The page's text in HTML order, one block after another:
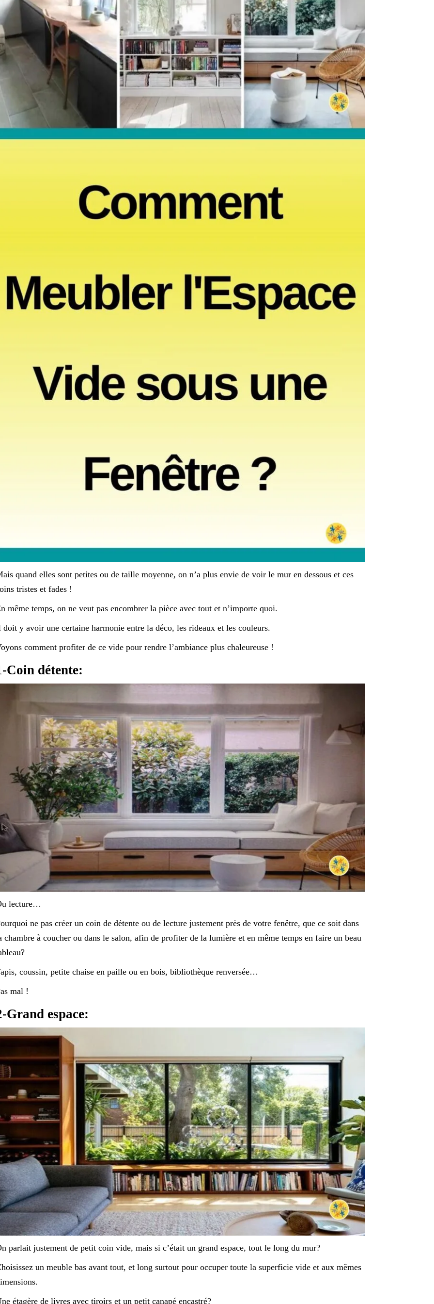
quand elles sont petites ou de taille moyenne, on n’a plus envie de voir le mur en dessous et ces
tristes et fades !
même temps, on ne veut pas encombrer la pièce avec tout et n’importe quoi.
doit y avoir une certaine harmonie entre la déco, les rideaux et les couleurs.
comment profiter de ce vide pour rendre l’ambiance plus chaleureuse !
Coin détente:
lecture…
ne pas créer un coin de détente ou de lecture justement près de votre fenêtre, que ce soit dans
chambre à coucher ou dans le salon, afin de profiter de la lumière et en même temps en faire un beau
coussin, petite chaise en paille ou en bois, bibliothèque renversée…
mal !
Grand espace:
parlait justement de petit coin vide, mais si c’était un grand espace, tout le long du mur?
un meuble bas avant tout, et long surtout pour occuper toute la superficie vide et aux mêmes
étagère de livres avec tiroirs et un petit canapé encastré?